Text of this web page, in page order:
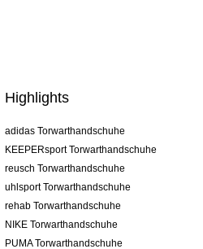
Highlights
adidas Torwarthandschuhe
KEEPERsport Torwarthandschuhe
reusch Torwarthandschuhe
uhlsport Torwarthandschuhe
rehab Torwarthandschuhe
NIKE Torwarthandschuhe
PUMA Torwarthandschuhe